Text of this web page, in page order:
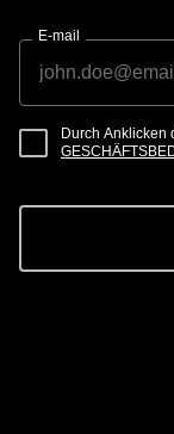
E-mail
Durch Anklicken